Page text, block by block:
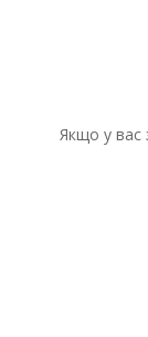
Якщо у вас